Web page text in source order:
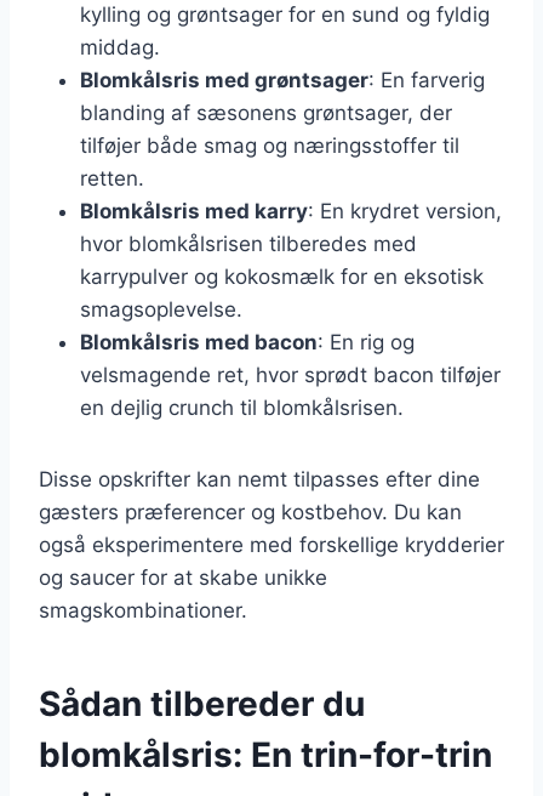
kylling og grøntsager for en sund og fyldig
middag.
Blomkålsris med grøntsager: En farverig
blanding af sæsonens grøntsager, der
tilføjer både smag og næringsstoffer til
retten.
Blomkålsris med karry: En krydret version,
hvor blomkålsrisen tilberedes med
karrypulver og kokosmælk for en eksotisk
smagsoplevelse.
Blomkålsris med bacon: En rig og
velsmagende ret, hvor sprødt bacon tilføjer
en dejlig crunch til blomkålsrisen.
Disse opskrifter kan nemt tilpasses efter dine
gæsters præferencer og kostbehov. Du kan
også eksperimentere med forskellige krydderier
og saucer for at skabe unikke
smagskombinationer.
Sådan tilbereder du
blomkålsris: En trin-for-trin